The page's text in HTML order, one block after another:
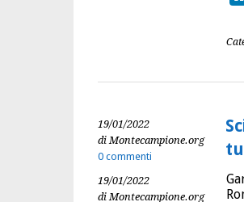
19/01/2022
di Montecampione.org
0 commenti
19/01/2022
di Montecampione.org